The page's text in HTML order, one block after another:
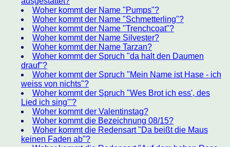
Woher kommt der Name "Pumps"?
Woher kommt der Name "Schmetterling"?
Woher kommt der Name "Trenchcoat"?
Woher kommt der Name Silvester?
Woher kommt der Name Tarzan?
Woher kommt der Spruch "da halt den Daumen
drauf"?
Woher kommt der Spruch "Mein Name ist Hase - ich
weiss von nichts"?
Woher kommt der Spruch "Wes Brot ich ess', des
Lied ich sing'"?
Woher kommt der Valentinstag?
Woher kommt die Bezeichnung 08/15?
Woher kommt die Redensart "Da beißt die Maus
keinen Faden ab"?